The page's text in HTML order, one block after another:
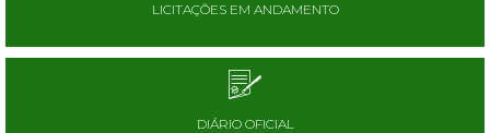
LICITAÇÕES EM ANDAMENTO
DIÁRIO OFICIAL